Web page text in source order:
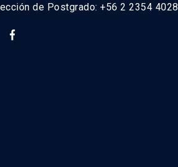
de Postgrado: +56 2 2354 4028